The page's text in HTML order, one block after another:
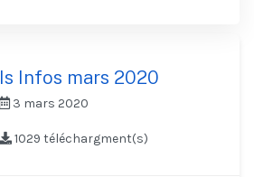
Is Infos mars 2020
3 mars 2020
1029 téléchargment(s)